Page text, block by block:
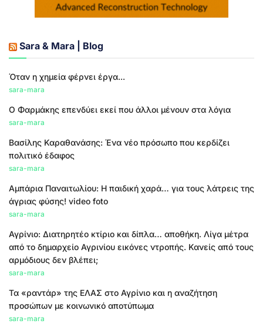
Sara & Mara | Blog
Όταν η χημεία φέρνει έργα...
sara-mara
Ο Φαρμάκης επενδύει εκεί που άλλοι μένουν στα λόγια
sara-mara
Βασίλης Καραθανάσης: Ένα νέο πρόσωπο που κερδίζει
πολιτικό έδαφος
sara-mara
Αμπάρια Παναιτωλίου: Η παιδική χαρά… για τους λάτρεις της
άγριας φύσης! video foto
sara-mara
Αγρίνιο: Διατηρητέο κτίριο και δίπλα… αποθήκη. Λίγα μέτρα
από το δημαρχείο Αγρινίου εικόνες ντροπής. Κανείς από τους
αρμόδιους δεν βλέπει;
sara-mara
Τα «ραντάρ» της ΕΛΑΣ στο Αγρίνιο και η αναζήτηση
προσώπων με κοινωνικό αποτύπωμα
sara-mara